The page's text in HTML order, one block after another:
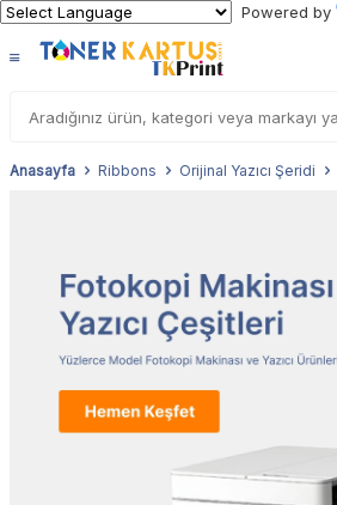
Powered by
Anasayfa Ribbons Orijinal Yazıcı Şeridi